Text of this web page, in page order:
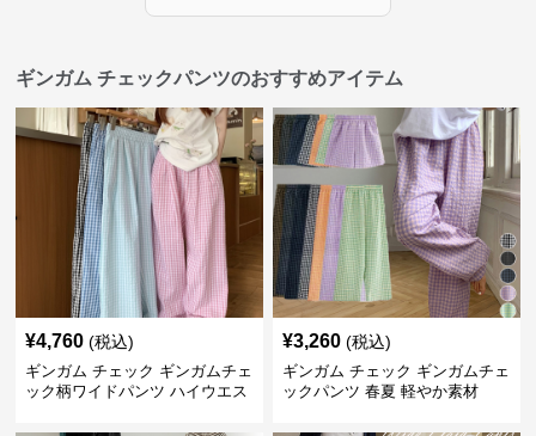
ギンガム チェックパンツのおすすめアイテム
¥4,760 (税込)
ギンガム チェック ギンガムチェ
ック柄ワイドパンツ ハイウエス
¥3,260 (税込)
ギンガム チェック ギンガムチェ
ックパンツ 春夏 軽やか素材